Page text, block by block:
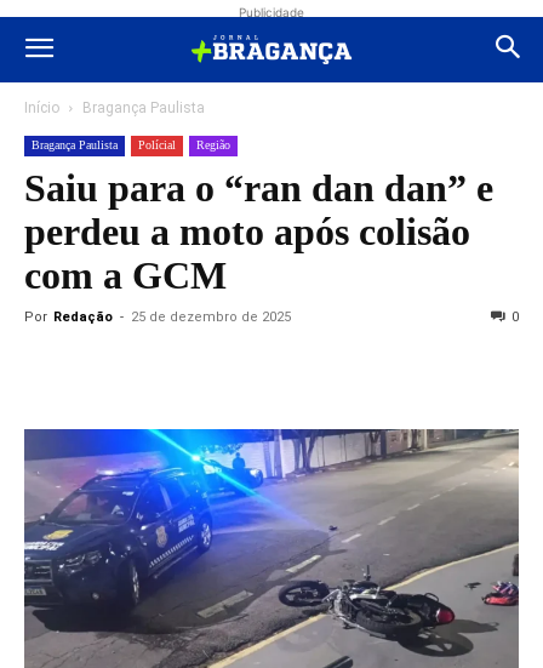
Publicidade
Início Bragança Paulista
Bragança Paulista Polícial Região
Saiu para o “ran dan dan” e
perdeu a moto após colisão
com a GCM
Por Redação - 25 de dezembro de 2025 0